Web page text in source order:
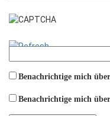
Benachrichtige mich
Benachrichtige mich